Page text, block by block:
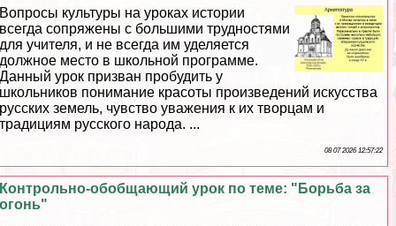
Вопросы культуры на уроках истории
всегда сопряжены с большими трудностями
для учителя, и не всегда им уделяется
должное место в школьной программе.
Данный урок призван пробудить у
школьников понимание красоты произведений искусства
русских земель, чувство уважения к их творцам и
традициям русского народа. ...
08 07 2026 12:57:22
Контрольно-обобщающий урок по теме: "Борьба за
огонь"